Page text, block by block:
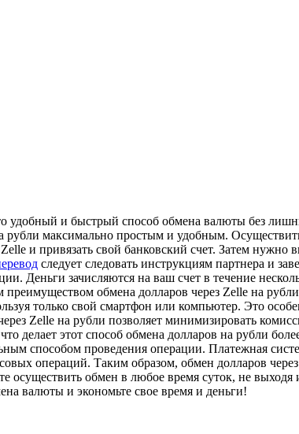
и быстрый способ обмена валюты без
максимально простым и удобным.
и привязать свой банковский счет. Затем нужно
следует следовать инструкциям партнера и
Деньги зачисляются на ваш счет в течение
обмена долларов через Zelle на рубли
только свой смартфон или компьютер. Это
Zelle на рубли позволяет минимизировать
делает этот способ обмена долларов на рубли
способом проведения операции. Платежная
операций. Таким образом, обмен долларов
осуществить обмен в любое время суток, не
валюты и экономьте свое время и деньги!